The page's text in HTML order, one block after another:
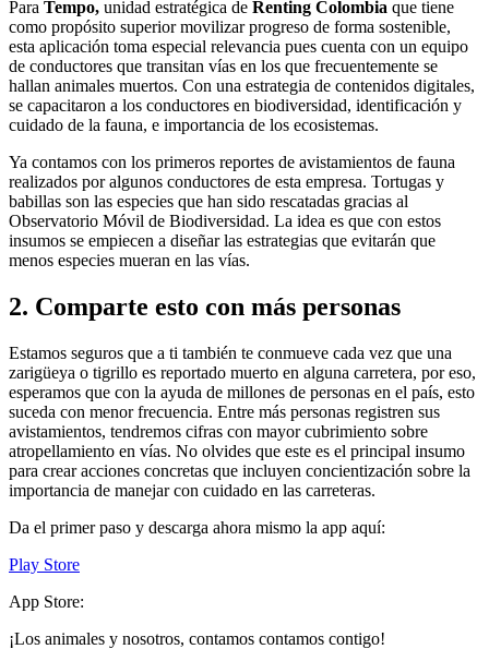
Para Tempo, unidad estratégica de Renting Colombia que tiene
como propósito superior movilizar progreso de forma sostenible,
esta aplicación toma especial relevancia pues cuenta con un equipo
de conductores que transitan vías en los que frecuentemente se
hallan animales muertos. Con una estrategia de contenidos digitales,
se capacitaron a los conductores en biodiversidad, identificación y
cuidado de la fauna, e importancia de los ecosistemas.
Ya contamos con los primeros reportes de avistamientos de fauna
realizados por algunos conductores de esta empresa. Tortugas y
babillas son las especies que han sido rescatadas gracias al
Observatorio Móvil de Biodiversidad. La idea es que con estos
insumos se empiecen a diseñar las estrategias que evitarán que
menos especies mueran en las vías.
2. Comparte esto con más personas
Estamos seguros que a ti también te conmueve cada vez que una
zarigüeya o tigrillo es reportado muerto en alguna carretera, por eso,
esperamos que con la ayuda de millones de personas en el país, esto
suceda con menor frecuencia. Entre más personas registren sus
avistamientos, tendremos cifras con mayor cubrimiento sobre
atropellamiento en vías. No olvides que este es el principal insumo
para crear acciones concretas que incluyen concientización sobre la
importancia de manejar con cuidado en las carreteras.
Da el primer paso y descarga ahora mismo la app aquí:
Play Store
App Store:
¡Los animales y nosotros, contamos contamos contigo!